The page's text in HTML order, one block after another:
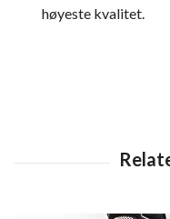
høyeste kvalitet.